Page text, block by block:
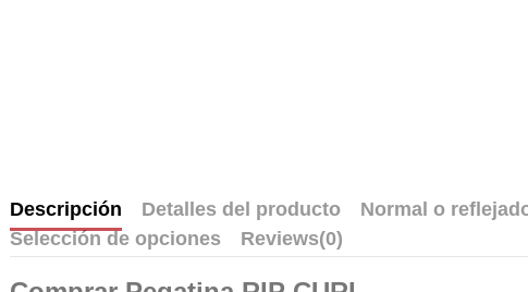
Descripción Detalles del producto Normal o
Selección de opciones
Reviews(0)